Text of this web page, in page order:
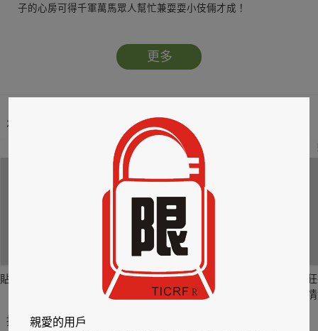
子的心房可得千軍萬馬眾人幫忙兼耍耍小伎倆才成！
更多
本類暢銷榜
貼身剪裁II：如癮
3
貼心情婦～魅惑之
六
情竊竹心～魅惑之
四
推薦你買好東西
親愛的用戶